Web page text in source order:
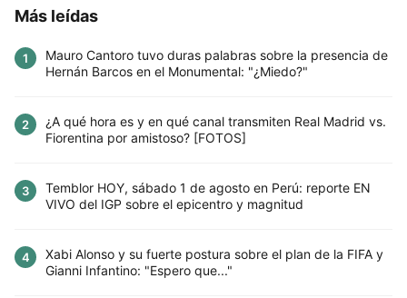
Más leídas
1
Mauro Cantoro tuvo duras palabras sobre la presencia de
Hernán Barcos en el Monumental: "¿Miedo?"
2
¿A qué hora es y en qué canal transmiten Real Madrid vs.
Fiorentina por amistoso? [FOTOS]
3
Temblor HOY, sábado 1 de agosto en Perú: reporte EN
VIVO del IGP sobre el epicentro y magnitud
4
Xabi Alonso y su fuerte postura sobre el plan de la FIFA y
Gianni Infantino: "Espero que..."